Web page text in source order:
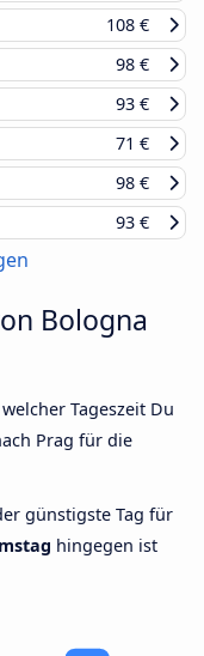
108 €
98 €
93 €
71 €
98 €
93 €
Bologna
Tageszeit Du
Prag für die
günstigste Tag für
hingegen ist